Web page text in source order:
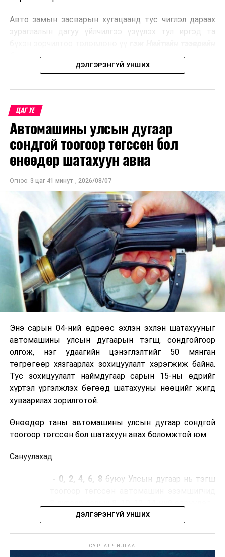
Ийнхүү лаг хатаах, шатаах технологийг лагийн
улсад өргөн ашиглаж байна.
Авто замын засварын хугацаанд тус чиглэл дараах
зураглалын дагуу үйлчилгээ үзүүлэх тул иргэд та
бодлогын газраас мэдээллээ.
ДЭЛГЭРЭНГҮЙ УНШИХ
ЦАГ ҮЕ
Автомашины улсын дугаар
сондгой тоогоор төгссөн бол
өнөөдөр шатахуун авна
Огноо: 3 цаг 41 минут , 2026/08/07
Энэ сарын 04-ний өдрөөс эхлэн эхлэн шатахууныг
автомашины улсын дугаарын тэгш, сондгойгоор
олгож, нэг удаагийн цэнэглэлтийг 50 мянган
төгрөгөөр хязгаарлах зохицуулалт хэрэгжиж байна.
Тус зохицуулалт наймдугаар сарын 15-ны өдрийг
хүртэл үргэлжлэх бөгөөд шатахууны нөөцийг жигд
хуваарилах зорилготой.
Өнөөдөр таны автомашины улсын дугаар сондгой
тоогоор төгссөн бол шатахуун авах боломжтой юм.
Сануулахад:
- 0, 2, 4, 6, 8 буюу Улсын дугаар нь тэгш
8 дугаар сарын 7, 9, 11, 13, 15-ны
ДЭЛГЭРЭНГҮЙ УНШИХ
СУРТАЛЧИЛГАА